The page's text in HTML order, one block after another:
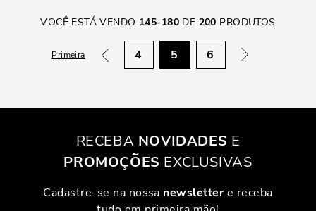
VOCÊ ESTÁ VENDO 145-180 DE 200 PRODUTOS
Primeira 4 5 6
RECEBA NOVIDADES E
PROMOÇÕES EXCLUSIVAS
Cadastre-se na nossa newslettere receba